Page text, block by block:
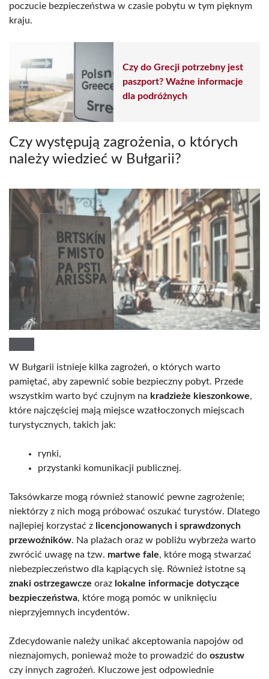
poczucie bezpieczeństwa w czasie pobytu w tym pięknym
kraju.
Czy do Grecji potrzebny jest
paszport? Ważne informacje
dla podróżnych
Czy występują zagrożenia, o których
należy wiedzieć w Bułgarii?
W Bułgarii istnieje kilka zagrożeń, o których warto
pamiętać, aby zapewnić sobie bezpieczny pobyt. Przede
wszystkim warto być czujnym na kradzieże kieszonkowe,
które najczęściej mają miejsce wzatłoczonych miejscach
turystycznych, takich jak:
rynki,
przystanki komunikacji publicznej.
Taksówkarze mogą również stanowić pewne zagrożenie;
niektórzy z nich mogą próbować oszukać turystów. Dlatego
najlepiej korzystać z licencjonowanych i sprawdzonych
przewoźników. Na plażach oraz w pobliżu wybrzeża warto
zwrócić uwagę na tzw. martwe fale, które mogą stwarzać
niebezpieczeństwo dla kąpiących się. Również istotne są
znaki ostrzegawcze oraz lokalne informacje dotyczące
bezpieczeństwa, które mogą pomóc w uniknięciu
nieprzyjemnych incydentów.
Zdecydowanie należy unikać akceptowania napojów od
nieznajomych, ponieważ może to prowadzić do oszustw
czy innych zagrożeń. Kluczowe jest odpowiednie